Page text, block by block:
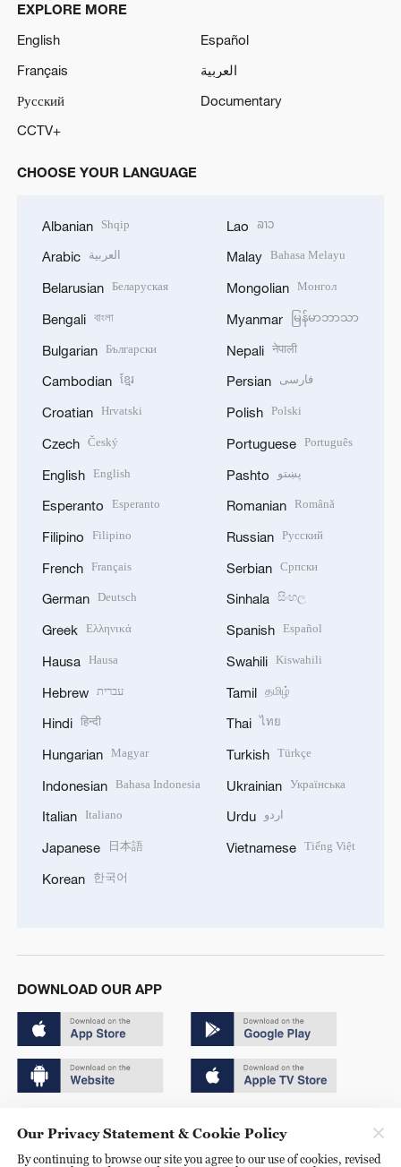
EXPLORE MORE
English
Español
Français
العربية
Русский
Documentary
CCTV+
CHOOSE YOUR LANGUAGE
Albanian Shqip
Arabic العربية
Belarusian Беларуская
Bengali বাংলা
Bulgarian Български
Cambodian ខ្មែរ
Croatian Hrvatski
Czech Český
English English
Esperanto Esperanto
Filipino Filipino
French Français
German Deutsch
Greek Ελληνικά
Hausa Hausa
Hebrew עברית
Hindi हिन्दी
Hungarian Magyar
Indonesian Bahasa Indonesia
Italian Italiano
Japanese 日本語
Korean 한국어
Lao ລາວ
Malay Bahasa Melayu
Mongolian Монгол
Myanmar မြန်မာဘာသာ
Nepali नेपाली
Persian فارسی
Polish Polski
Portuguese Português
Pashto پښتو
Romanian Română
Russian Русский
Serbian Српски
Sinhala සිංහල
Spanish Español
Swahili Kiswahili
Tamil தமிழ்
Thai ไทย
Turkish Türkçe
Ukrainian Українська
Urdu اردو
Vietnamese Tiếng Việt
DOWNLOAD OUR APP
京ICP备20000184号
Our Privacy Statement & Cookie Policy
By continuing to browse our site you agree to our use of cookies, revised